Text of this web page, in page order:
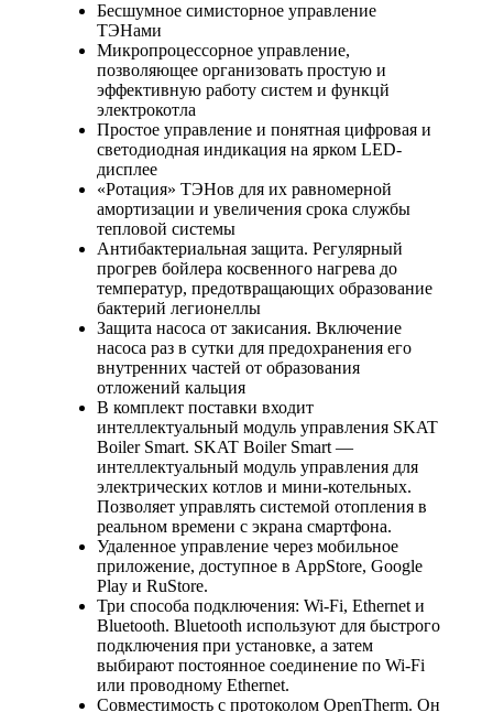
Бесшумное симисторное управление
ТЭНами
Микропроцессорное управление,
позволяющее организовать простую и
эффективную работу систем и функцй
электрокотла
Простое управление и понятная цифровая и
светодиодная индикация на ярком LED-
дисплее
«Ротация» ТЭНов для их равномерной
амортизации и увеличения срока службы
тепловой системы
Антибактериальная защита. Регулярный
прогрев бойлера косвенного нагрева до
температур, предотвращающих образование
бактерий легионеллы
Защита насоса от закисания. Включение
насоса раз в сутки для предохранения его
внутренних частей от образования
отложений кальция
В комплект поставки входит
интеллектуальный модуль управления SKAT
Boiler Smart. SKAT Boiler Smart —
интеллектуальный модуль управления для
электрических котлов и мини-котельных.
Позволяет управлять системой отопления в
реальном времени с экрана смартфона.
Удаленное управление через мобильное
приложение, доступное в AppStore, Google
Play и RuStore.
Три способа подключения: Wi-Fi, Ethernet и
Bluetooth. Bluetooth используют для быстрого
подключения при установке, а затем
выбирают постоянное соединение по Wi-Fi
или проводному Ethernet.
Совместимость с протоколом OpenTherm. Он